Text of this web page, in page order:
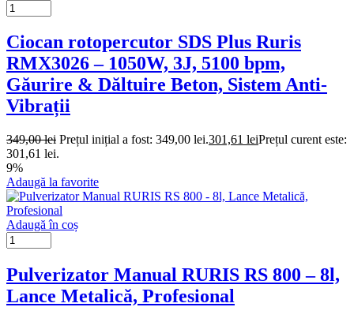
Ciocan rotopercutor SDS Plus Ruris
RMX3026 – 1050W, 3J, 5100 bpm,
Găurire & Dăltuire Beton, Sistem Anti-
Vibrații
349,00lei Prețul inițial a fost: 349,00 lei.301,61 leiPrețul curent este:
301,61 lei.
9%
Adaugă la favorite
Adaugă în coș
Pulverizator Manual RURIS RS 800 – 8l,
Lance Metalică, Profesional